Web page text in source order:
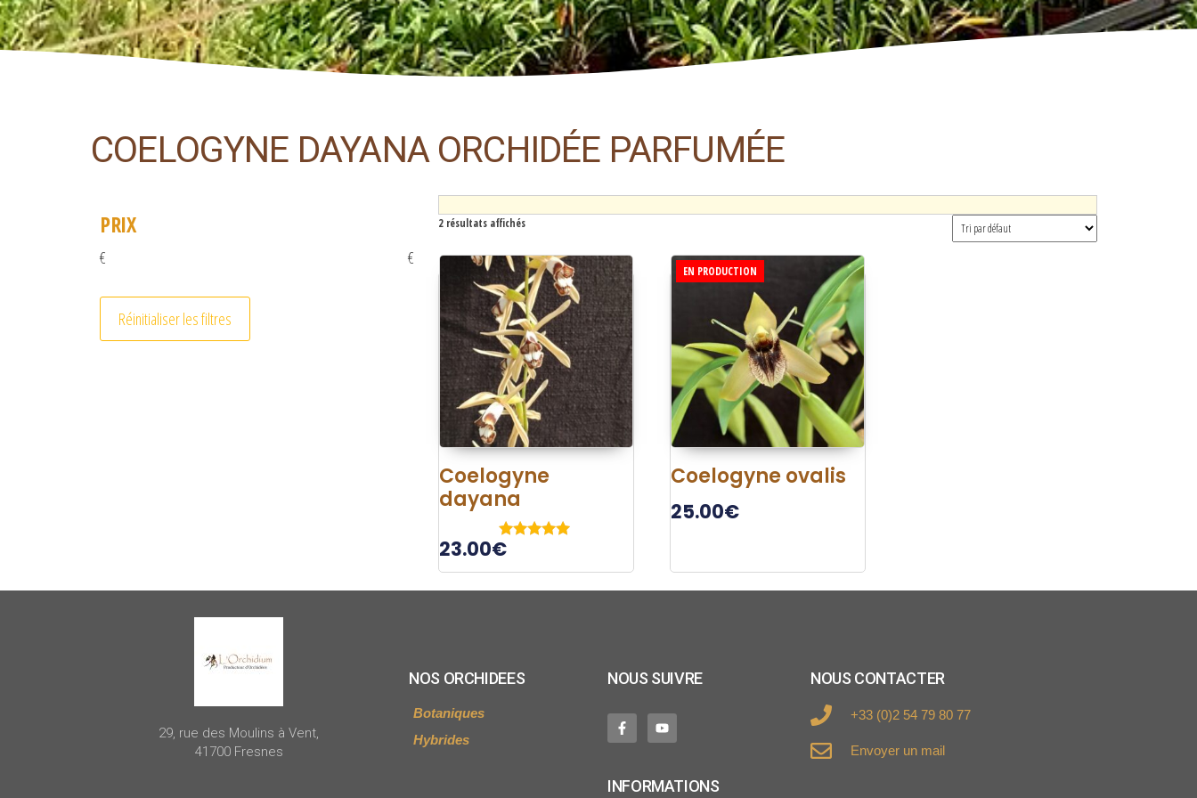
COELOGYNE DAYANA ORCHIDÉE PARFUMÉE
PRIX
€ €
Réinitialiser les filtres
2 résultats affichés
Coelogyne
dayana
Note
sur 5
23.00€
EN PRODUCTION
Coelogyne ovalis
25.00€
29, rue des Moulins à Vent,
41700 Fresnes
NOS ORCHIDEES
Botaniques
Hybrides
NOUS SUIVRE
INFORMATIONS
NOUS CONTACTER
+33 (0)2 54 79 80 77
Envoyer un mail